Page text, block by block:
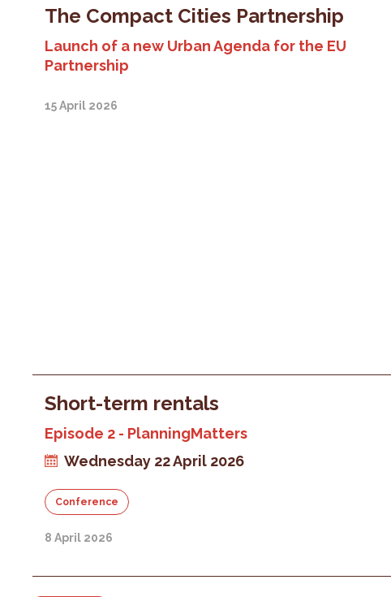
The Compact Cities Partnership
Launch of a new Urban Agenda for the EU
Partnership
15 April 2026
Short-term rentals
Episode 2 - PlanningMatters
Wednesday 22 April 2026
Conference
8 April 2026